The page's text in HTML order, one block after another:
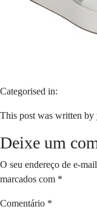
Categorised in:
This post was written by
Deixe um
O seu endereço de e-
marcados com *
Comentário *